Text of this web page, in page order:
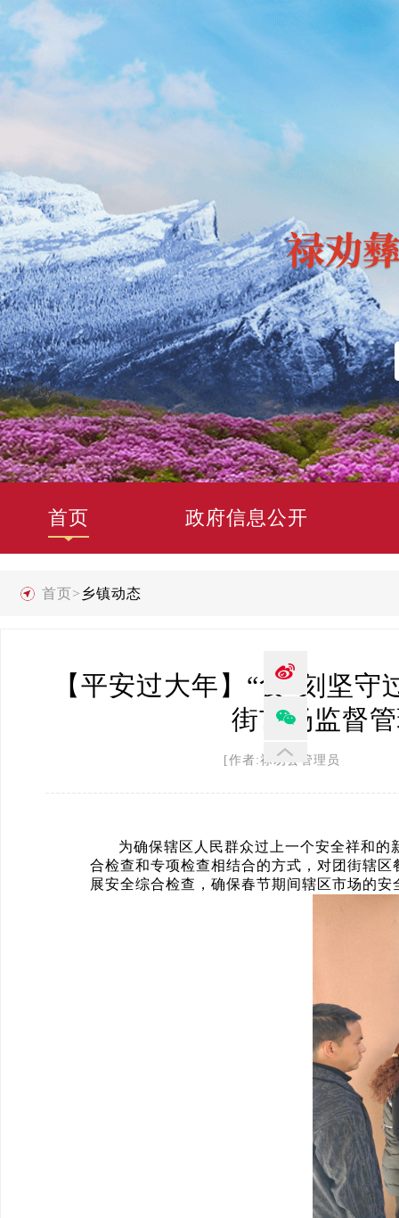
首页 政府信息公开
首页> 乡镇动态
【平安过大年】“食”刻坚
街市场监督
[作者:禄劝县管理员 发
为确保辖区人民群众过上一个安全祥和
合检查和专项检查相结合的方式，对团街辖
展安全综合检查，确保春节期间辖区市场的安